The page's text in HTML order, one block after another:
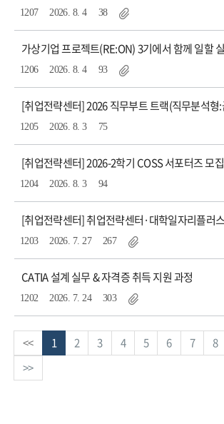
1207 2026. 8. 4 38
1206 2026. 8. 4 93
1205 2026. 8. 3 75
1204
[취업전략센터] 2026-2학기 COSS 서포터즈 모집
2026. 8. 3 94
1203 2026. 7. 27 267
1202
CATIA 설계 실무 & 자격증 취득 지원 과정
2026. 7. 24 303
<< 1 2 3 4 5 6 7 8
>>